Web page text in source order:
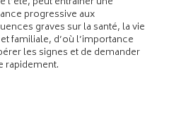
progressive aux
graves sur la santé, la vie
familiale, d’où l’importance
les signes et de demander
rapidement.